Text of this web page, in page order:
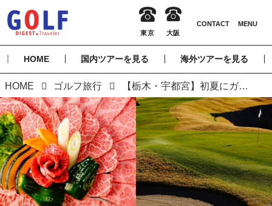
HOME 国内ツアーを見る 海外ツアーを見る
HOME ゴルフ旅行 【栃木・宇都宮】初夏にガッツリ! ビーフ＆ターフの旅。宇都宮は隠れた名コースとグルメの宝庫